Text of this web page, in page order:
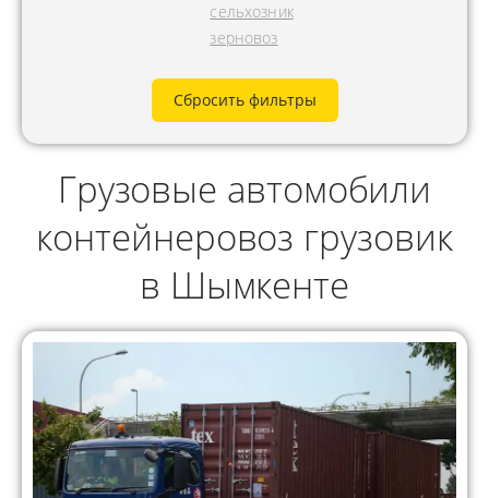
сельхозник
зерновоз
Сбросить фильтры
Грузовые автомобили
контейнеровоз грузовик
в Шымкенте